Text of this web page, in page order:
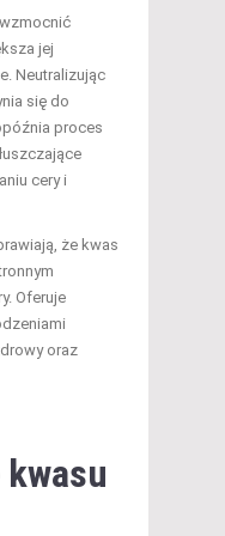
jej
Neutralizując
się do
proces
cery i
że kwas
Oferuje
oraz